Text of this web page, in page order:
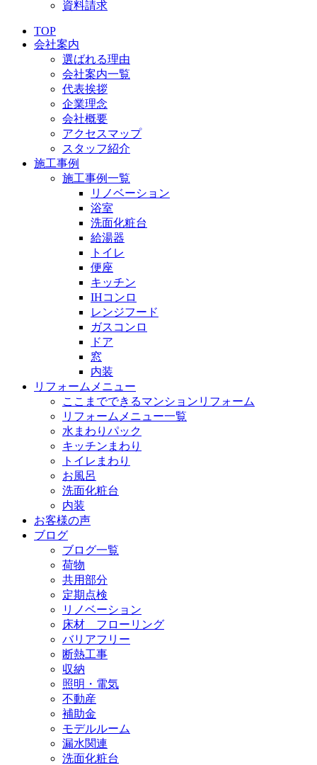
資料請求
TOP
会社案内
選ばれる理由
会社案内一覧
代表挨拶
企業理念
会社概要
アクセスマップ
スタッフ紹介
施工事例
施工事例一覧
リノベーション
浴室
洗面化粧台
給湯器
トイレ
便座
キッチン
IHコンロ
レンジフード
ガスコンロ
ドア
窓
内装
リフォームメニュー
ここまでできるマンションリフォーム
リフォームメニュー一覧
水まわりパック
キッチンまわり
トイレまわり
お風呂
洗面化粧台
内装
お客様の声
ブログ
ブログ一覧
荷物
共用部分
定期点検
リノベーション
床材 フローリング
バリアフリー
断熱工事
収納
照明・電気
不動産
補助金
モデルルーム
漏水関連
洗面化粧台